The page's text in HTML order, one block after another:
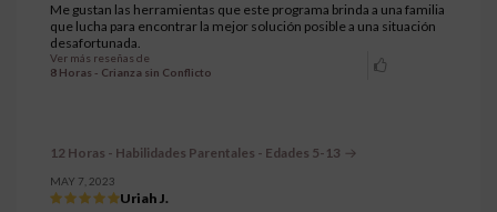
Me gustan las herramientas que este programa brinda a una familia
que lucha para encontrar la mejor solución posible a una situación
desafortunada.
Ver más reseñas de
8 Horas - Crianza sin Conflicto
12 Horas - Habilidades Parentales - Edades 5-13
MAY 7, 2023
Uriah J.